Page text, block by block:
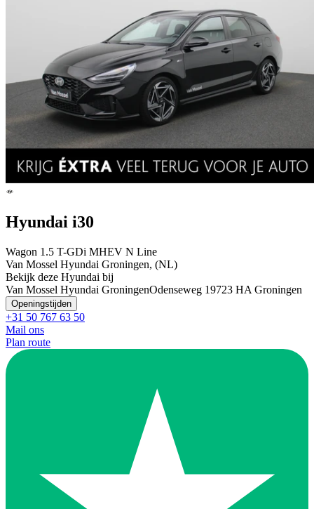
Hyundai i30
Wagon 1.5 T-GDi MHEV N Line
Van Mossel Hyundai Groningen, (NL)
Bekijk deze Hyundai bij
Van Mossel Hyundai GroningenOdenseweg 19723 HA Groningen
Openingstijden
+31 50 767 63 50
Mail ons
Plan route